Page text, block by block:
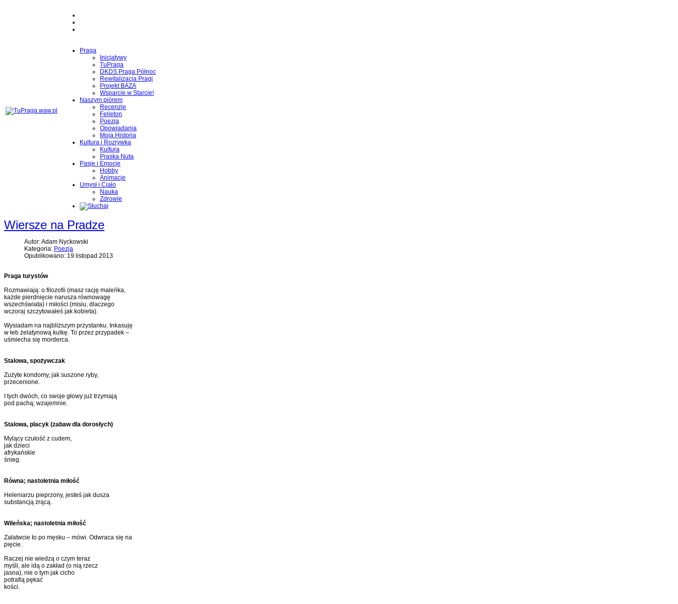
Praga
Inicjatywy
TuPraga
DKDS Praga Północ
Rewitalizacja Pragi
Projekt BAZA
Wsparcie w Starcie!
Naszym piórem
Recenzje
Felieton
Poezja
Opowiadania
Moja Historia
Kultura i Rozrywka
Kultura
Praska Nuta
Pasje i Emocje
Hobby
Animacje
Umysł i Ciało
Nauka
Zdrowie
Wiersze na Pradze
Autor: Adam Nyckowski
Kategoria: Poezja
Opublikowano: 19 listopad 2013
Praga turystów
Rozmawiają: o filozofii (masz rację maleńka,
każde pierdnięcie narusza równowagę
wszechświata) i miłości (misiu, dlaczego
wczoraj szczytowałeś jak kobieta).
Wysiadam na najbliższym przystanku. Inkasuję
w łeb żelatynową kulkę. To przez przypadek –
uśmiecha się morderca.
Stalowa, spożywczak
Zużyte kondomy, jak suszone ryby,
przecenione.
I tych dwóch, co swoje głowy już trzymają
pod pachą; wzajemnie.
Stalowa, placyk (zabaw dla dorosłych)
Mylący czułość z cudem,
jak dzieci
afrykańskie
śnieg.
Równa; nastoletnia miłość
Heleniarzu pieprzony, jesteś jak dusza
substancją żrącą.
Wileńska; nastoletnia miłość
Załatwcie to po męsku – mówi. Odwraca się na
pięcie.
Raczej nie wiedzą o czym teraz
myśli, ale idą o zakład (o nią rzecz
jasna), nie o tym jak cicho
potrafią pękać
kości.